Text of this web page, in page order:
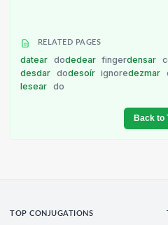
RELATED PAGES
datear dodedear fingerdensar
desdar dodesoír ignoredezmar
lesear do
Back to
TOP CONJUGATIONS